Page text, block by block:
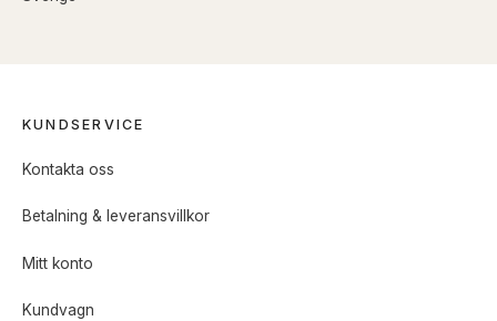
KUNDSERVICE
Kontakta oss
Betalning & leveransvillkor
Mitt konto
Kundvagn